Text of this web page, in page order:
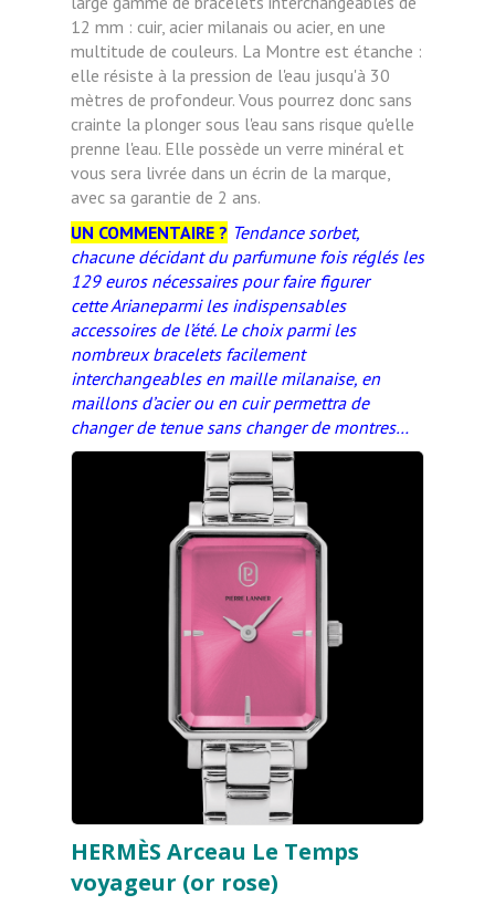
12 mm : cuir, acier milanais ou acier, en une
multitude de couleurs. La Montre est étanche :
elle résiste à la pression de l'eau jusqu'à 30
mètres de profondeur. Vous pourrez donc sans
crainte la plonger sous l'eau sans risque qu'elle
prenne l'eau. Elle possède un verre minéral et
vous sera livrée dans un écrin de la marque,
avec sa garantie de 2 ans.
UN COMMENTAIRE ? Tendance sorbet,
chacune décidant du parfumune fois réglés les
129 euros nécessaires pour faire figurer
cetteArianeparmi les indispensables
accessoires de l’été. Le choix parmi les
nombreuxbracelets facilement
interchangeables en maille milanaise, en
maillons d’acierou en cuirpermettra de
changer de tenue sans changer de montres…
HERMÈS Arceau Le Temps
voyageur (or rose)